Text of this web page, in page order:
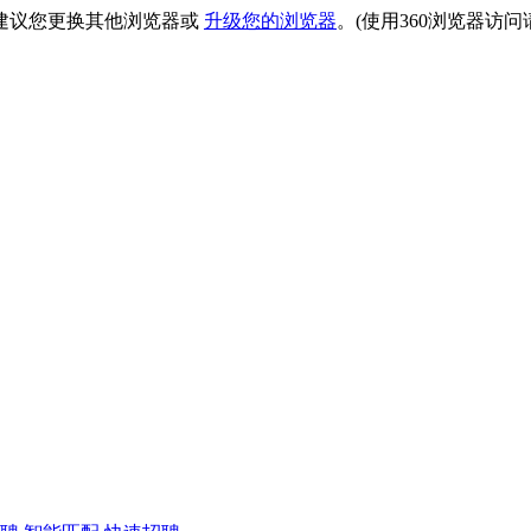
议您更换其他浏览器或 升级您的浏览器。(使用360浏览器访